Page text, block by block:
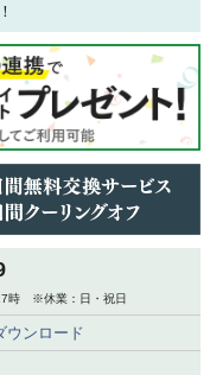
時 ※休業：日・祝日
ウンロード